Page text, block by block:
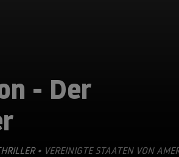
- Der
• VEREINIGTE STAATEN VON